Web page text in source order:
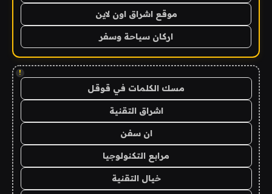
موقع اشراق اون لاين
اركان سياحة وسفر
!
مسك الكلمات في قوقل
اشراق التقنية
ان سفن
مرابع التكنولوجيا
خيال التقنية